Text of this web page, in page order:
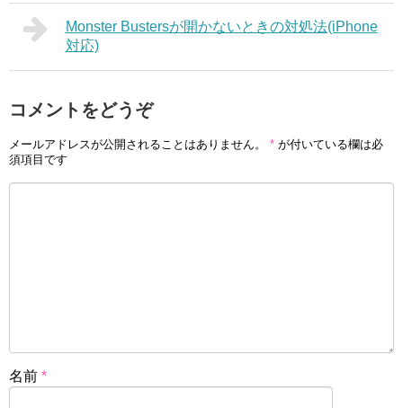
Monster Bustersが開かないときの対処法(iPhone
対応)
コメントをどうぞ
メールアドレスが公開されることはありません。 * が付いている欄は必
須項目です
名前 *